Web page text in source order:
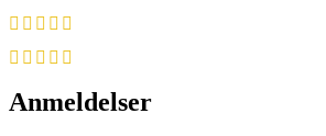
Anmeldelser